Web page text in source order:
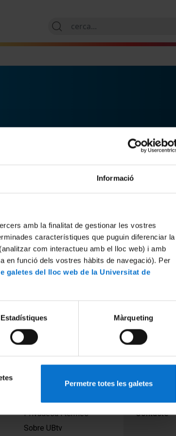
Informació
amb la finalitat de gestionar les vostres
característiques que puguin diferenciar la
com interactueu amb el lloc web) i amb
en funció dels vostres hàbits de navegació). Per
galetes del lloc web de la Universitat de
Estadístiques Màrqueting
Permetre totes les galetes
Privadesa i termes
Sobre UBtv
Contacte